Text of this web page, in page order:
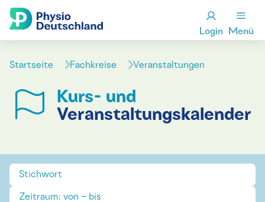
Login Menü
Startseite Fachkreise Veranstaltungen
Kurs- und
Veranstaltungskalender